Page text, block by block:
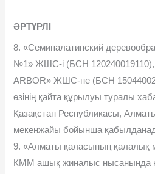
ӘРТҮРЛІ
8. «Семипалатинский
№1» ЖШС-і (БСН 120240019110),
ARBOR» ЖШС-не (БСН
өзінің қайта құрылуы туралы
Қазақстан Республикасы,
мекенжайы бойынша
9. «Алматы қаласының қалалық
КММ ашық жиналыс нысанында